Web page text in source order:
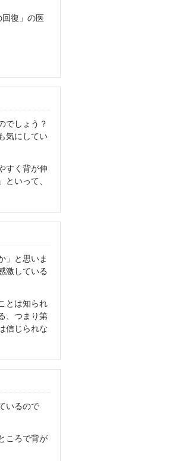
復」の医
でしょう？
気にしてい
すく背が伸
いって、
」と思いま
激している
とは知られ
、つまり第
信じられな
いるので
ころで背が